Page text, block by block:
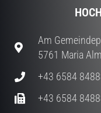
Am
5761 Maria Alm
+43 6584
+43 6584